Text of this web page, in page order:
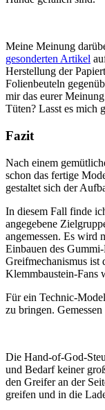
Meine Meinung
gesonderten Artikel
Herstellung der
Folienbeuteln
mir das eurer
Tüten? Lasst es mich
Fazit
Nach einem
schon das fertige
gestaltet sich der
In diesem Fall finde
angegebene
angemessen. Es wird
Einbauen des
Greifmechanismus ist
Klemmbaustein-Fans
Für ein Technic-
zu bringen.
Die Hand-of-God-
und Bedarf keiner
den Greifer an der
greifen und in die